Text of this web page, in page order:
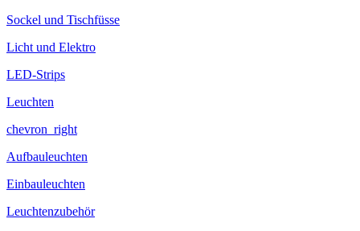
Sockel und Tischfüsse
Licht und Elektro
LED-Strips
Leuchten
chevron_right
Aufbauleuchten
Einbauleuchten
Leuchtenzubehör